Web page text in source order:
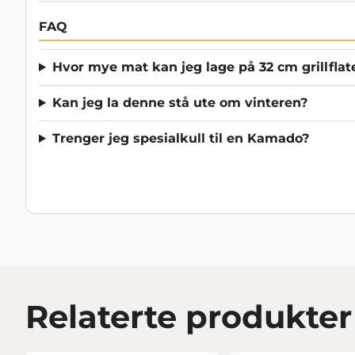
FAQ
Hvor mye mat kan jeg lage på 32 cm
Kan jeg la denne stå ute om vinteren?
Trenger jeg spesialkull til en Kamado?
Relaterte produkter